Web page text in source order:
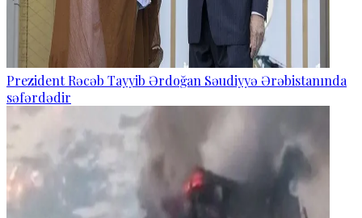
Prezident Rəcəb Tayyib Ərdoğan Səudiyyə Ərəbistanında
səfərdədir